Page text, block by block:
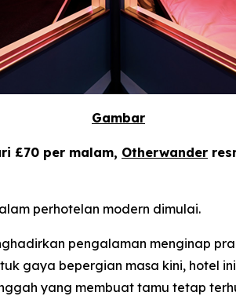
Gambar
£70 per malam, Otherwander
perhotelan modern dimulai.
pengalaman menginap
gaya bepergian masa kini, hotel
yang membuat tamu tetap